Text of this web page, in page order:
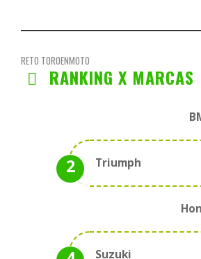
RETO TOROENMOTO
RANKING X MARCAS
Triumph
Suzuki